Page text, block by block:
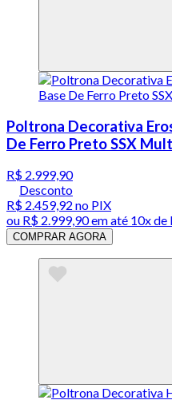
Poltrona Decorativa
De Ferro Preto SSX
R$ 2.999,90
Desconto
R$ 2.459,92 no PIX
ou R$ 2.999,90em até 10x de
COMPRAR AGORA